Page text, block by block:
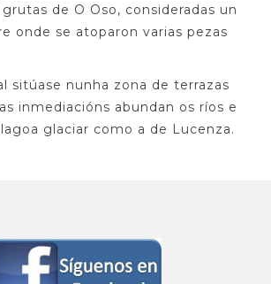
de O Oso, consideradas un
onde se atoparon varias pezas
sitúase nunha zona de terrazas
inmediacións abundan os ríos e
glaciar como a de Lucenza.